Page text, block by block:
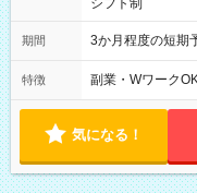
シフト制
期間 3か月程度の短期
特徴 副業・Wワーク
気になる！